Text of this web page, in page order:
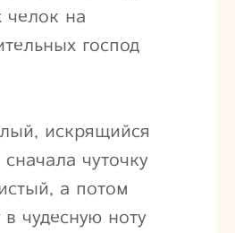
челок на
господ
искрящийся
чуточку
а потом
в чудесную ноту